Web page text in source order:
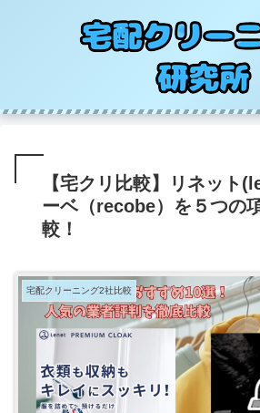
【宅クリ比較】リネット
ーベ（recobe）を５つの
較！
宅配クリーニング2社比較